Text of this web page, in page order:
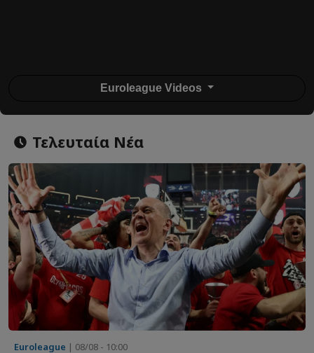
Euroleague Videos
Τελευταία Νέα
Euroleague | 08/08 - 10:00